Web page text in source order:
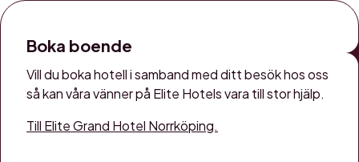
Boka boende
Vill du boka hotell i samband med ditt besök hos oss
så kan våra vänner på Elite Hotels vara till stor hjälp.
Till Elite Grand Hotel Norrköping.